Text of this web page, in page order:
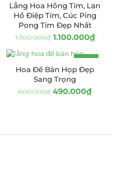
Lẵng Hoa Hồng Tím, Lan
Hồ Điệp Tím, Cúc Ping
Pong Tím Đẹp Nhất
1.300.000₫ 1.100.000₫
-18%
Hoa Để Bàn Họp Đẹp
Sang Trọng
600.000₫ 490.000₫